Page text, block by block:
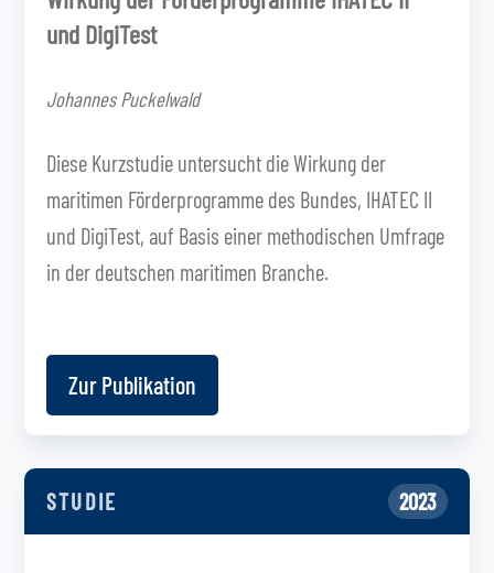
und DigiTest
Johannes Puckelwald
Diese Kurzstudie untersucht die Wirkung der
maritimen Förderprogramme des Bundes, IHATEC II
und DigiTest, auf Basis einer methodischen Umfrage
in der deutschen maritimen Branche.
Zur Publikation
STUDIE 2023